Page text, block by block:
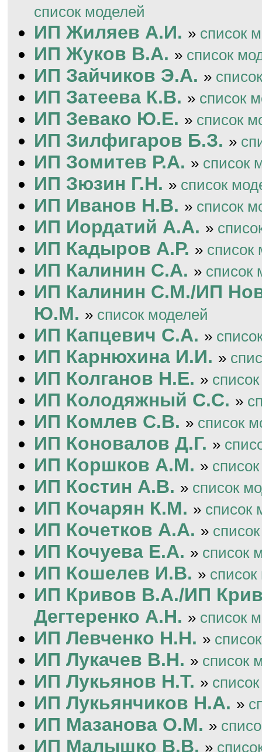
список моделей
ИП Жиляев А.И. » список
ИП Жуков В.А. » список
ИП Зайчиков Э.А. »
ИП Затеева К.В. » список
ИП Зевако Ю.Е. » список
ИП Зилфигаров Б.З. »
ИП Зомитев Р.А. » список
ИП Зюзин Г.Н. » список
ИП Иванов Н.В. » список
ИП Иордатий А.А. »
ИП Кадыров А.Р. » список
ИП Калинин С.А. » список
ИП Калинин С.М./ИП
Ю.М. » список моделей
ИП Капцевич С.А. »
ИП Карнюхина И.И. »
ИП Колганов Н.Е. »
ИП Колодяжный С.С. »
ИП Комлев С.В. » список
ИП Коновалов Д.Г. »
ИП Коршков А.М. »
ИП Костин А.В. » список
ИП Кочарян К.М. » список
ИП Кочетков А.А. »
ИП Кочуева Е.А. » список
ИП Кошелев И.В. »
ИП Кривов В.А./ИП
Дегтеренко А.Н. » список
ИП Левченко Н.Н. »
ИП Лукачев В.Н. » список
ИП Лукьянов Н.Т. »
ИП Лукьянчиков Н.А. »
ИП Мазанова О.М. »
ИП Малышко В.В. »